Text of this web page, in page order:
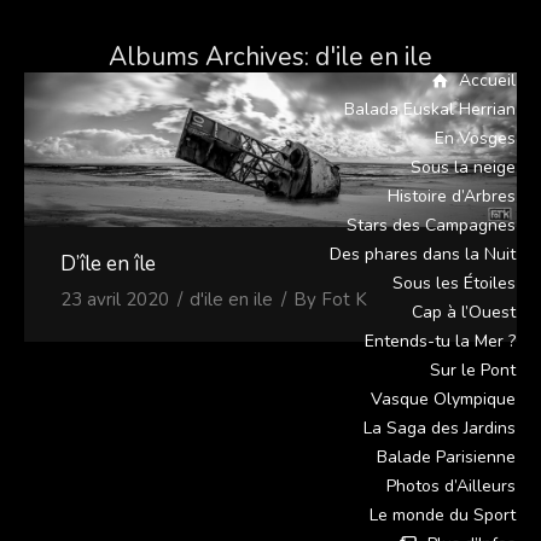
Accueil
Balada Euskal Herrian
En Vosges
Sous la neige
Histoire d’Arbres
Stars des Campagnes
Des phares dans la Nuit
Sous les Étoiles
Cap à l’Ouest
Entends-tu la Mer ?
Sur le Pont
Vasque Olympique
La Saga des Jardins
Balade Parisienne
Photos d’Ailleurs
Le monde du Sport
Albums Archives: d'ile en ile
D’île en île
23 avril 2020 d'ile en ile By Fot K